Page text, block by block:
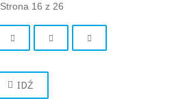
Strona 16 z 26
IDŹ